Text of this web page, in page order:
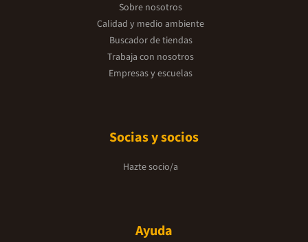
Sobre nosotros
Calidad y medio ambiente
Buscador de tiendas
Trabaja con nosotros
Empresas y escuelas
Socias y socios
Hazte socio/a
Ayuda